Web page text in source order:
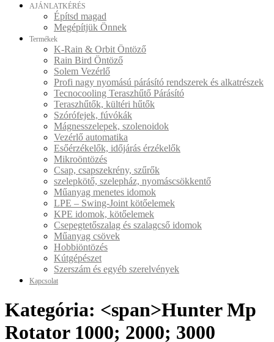
AJÁNLATKÉRÉS
Építsd magad
Megépítjük Önnek
Termékek
K-Rain & Orbit Öntöző
Rain Bird Öntöző
Solem Vezérlő
Profi nagy nyomású párásító rendszerek és alkatrészek
Tecnocooling Teraszhűtő Párásító
Teraszhűtők, kültéri hűtők
Szórófejek, fúvókák
Mágnesszelepek, szolenoidok
Vezérlő automatika
Esőérzékelők, időjárás érzékelők
Mikroöntözés
Csap, csapszekrény, szűrők
szelepkötő, szelepház, nyomáscsökkentő
Műanyag menetes idomok
LPE – Swing-Joint kötőelemek
KPE idomok, kötőelemek
Csepegtetőszalag és szalagcső idomok
Műanyag csövek
Hobbiöntözés
Kútgépészet
Szerszám és egyéb szerelvények
Kapcsolat
Kategória: <span>Hunter Mp
Rotator 1000; 2000; 3000